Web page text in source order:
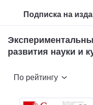
Подписка на
развития науки и
По рейтингу